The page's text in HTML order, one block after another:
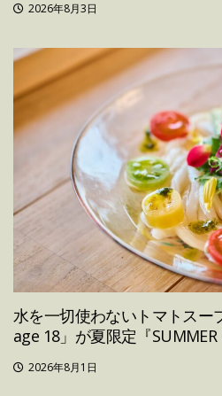
2026年8月3日
水を一切使わないトマトスー
age 18」が夏限定『
2026年8月1日